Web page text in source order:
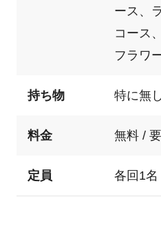
ース、
コース
フラワ
持ち物 特に無し
料金 無料 /
定員 各回1名